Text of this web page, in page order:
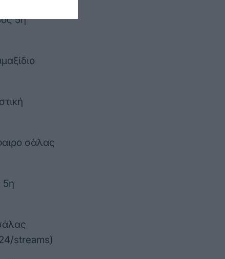
5η
σάλας
5η
streams)